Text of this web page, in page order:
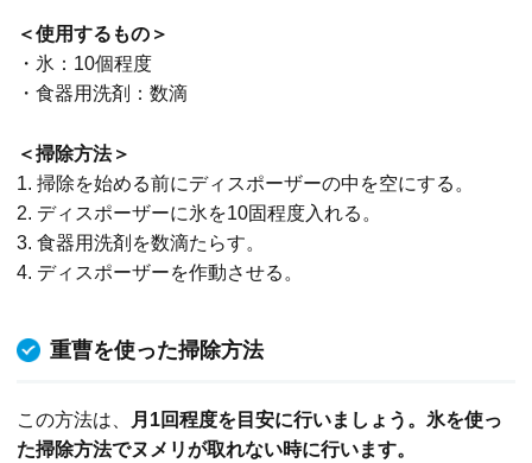
＜使用するもの＞
・氷：10個程度
・食器用洗剤：数滴
＜掃除方法＞
1. 掃除を始める前にディスポーザーの中を空にする。
2. ディスポーザーに氷を10固程度入れる。
3. 食器用洗剤を数滴たらす。
4. ディスポーザーを作動させる。
重曹を使った掃除方法
この方法は、
月1回程度を目安に行いましょう。氷を使っ
た掃除方法でヌメリが取れない時に行います。